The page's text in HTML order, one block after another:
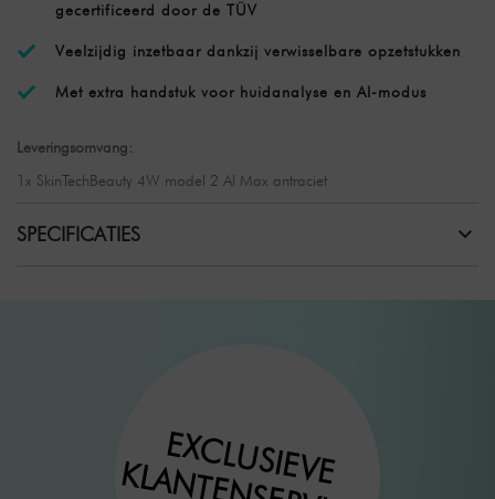
gecertificeerd door de TÜV
Veelzijdig inzetbaar dankzij verwisselbare opzetstukken
Met extra handstuk voor huidanalyse en AI-modus
Leveringsomvang:
1x SkinTechBeauty 4W model 2 AI Max antraciet
SPECIFICATIES
EXCLUSIEVE